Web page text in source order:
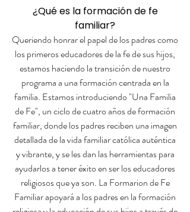
¿Qué es la formación de fe
familiar?
Queriendo honrar el papel de los padres como
los primeros educadores de la fe de sus hijos,
estamos haciendo la transición de nuestro
programa a una formación centrada en la
familia. Estamos introduciendo "Una Familia
de Fe", un ciclo de cuatro años de formación
familiar, donde los padres reciben una imagen
detallada de la vida familiar católica auténtica
y vibrante, y se les dan las herramientas para
ayudarlos a tener éxito en ser los educadores
religiosos que ya son. La Formarion de Fe
Familiar apoyará a los padres en la formación